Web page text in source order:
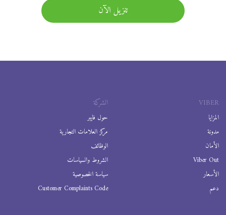
تنزيل الآن
VIBER
المزايا
مدونة
الأمان
Viber Out
الأسعار
دعم
الشركة
حول فايبر
مركز العلامات التجارية
الوظائف
الشروط والسياسات
سياسة الخصوصية
Customer Complaints Code